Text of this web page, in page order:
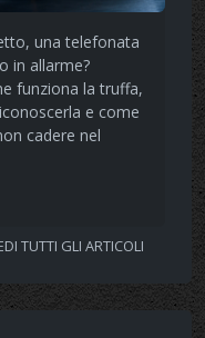
una telefonata
in allarme?
funziona la truffa,
e come
cadere nel
TUTTI GLI ARTICOLI